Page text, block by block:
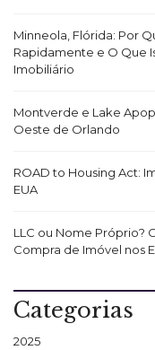
Minneola, Flórida: Por
Rapidamente e O Que
Imobiliário
Montverde e Lake
Oeste de Orlando
ROAD to Housing Act:
EUA
LLC ou Nome Próprio?
Compra de Imóvel nos
Categorias
2025